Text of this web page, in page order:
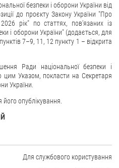
безпеки і оборони України від
до проєкту Закону України "Про
рік" по статтях, пов'язаних із
і оборони України" (додається, для
7–9, 11, 12 пункту 1 – відкрита
Ради національної безпеки і
цим Указом, покласти на Секретаря
України.
опублікування.
Для службового користування